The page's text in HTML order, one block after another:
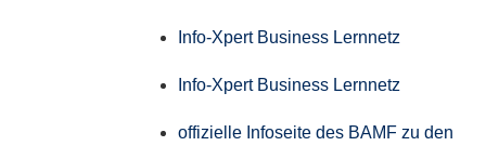
Info-Xpert Business Lernnetz
Info-Xpert Business Lernnetz
offizielle Infoseite des BAMF zu den